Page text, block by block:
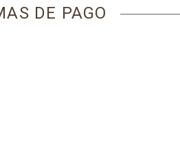
DE PAGO